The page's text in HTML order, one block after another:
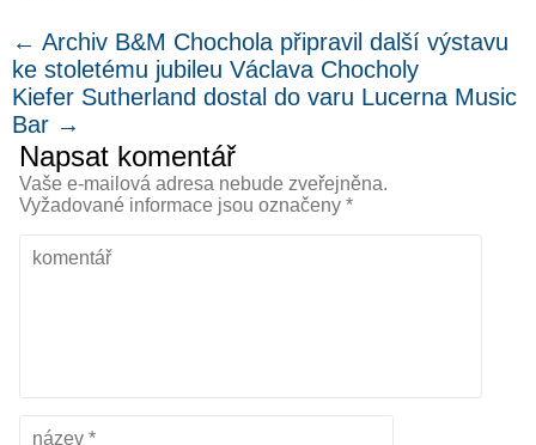
← Archiv B&M Chochola připravil další výstavu
ke stoletému jubileu Václava Chocholy
Kiefer Sutherland dostal do varu Lucerna Music
Bar →
Napsat komentář
Vaše e-mailová adresa nebude zveřejněna.
Vyžadované informace jsou označeny *